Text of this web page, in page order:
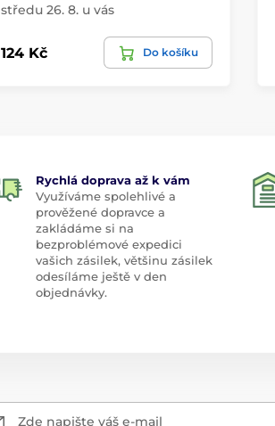
středu 26. 8. u vás
124 Kč Do košíku
Rychlá doprava až k vám
Využíváme spolehlivé a
prověžené dopravce a
zakládáme si na
bezproblémové expedici
vašich zásilek, většinu zásilek
odesíláme ještě v den
objednávky.
Zde napište váš e-mail